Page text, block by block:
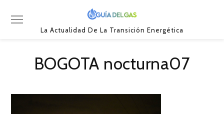
La Actualidad De La Transición Energética
BOGOTA nocturna07